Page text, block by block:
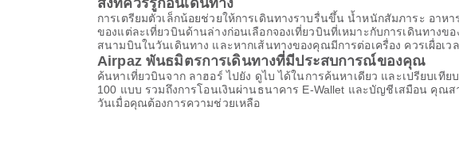
สิ่งที่ควรรู้ก่อนเดินทาง
การเตรียมตัวเล็กน้อยช่วยให้การเดินทางราบรื่นขึ้น น้ำหนักสัมภาระ อาห
ของแต่ละเที่ยวบินด้านล่างก่อนเลือกจองเที่ยวบินที่เหมาะกับการเดินทาง
สนามบินในวันเดินทาง และหากเส้นทางของคุณมีการต่อเครื่อง ควรเผื่อเว
Airpaz พันธมิตรการเดินทางที่มีประสบการณ์ของคุณ
ค้นหาเที่ยวบินจาก ลาฮอร์ ไปยัง ดูไบ ได้ในการค้นหาเดียว และเปรียบเที
100 แบบ รวมถึงการโอนเงินผ่านธนาคาร E-Wallet และบัญชีเสมือน คุณส
วันเมื่อคุณต้องการความช่วยเหลือ